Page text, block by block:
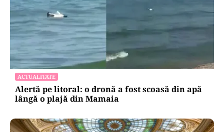
ACTUALITATE
Alertă pe litoral: o dronă a fost scoasă din apă
lângă o plajă din Mamaia